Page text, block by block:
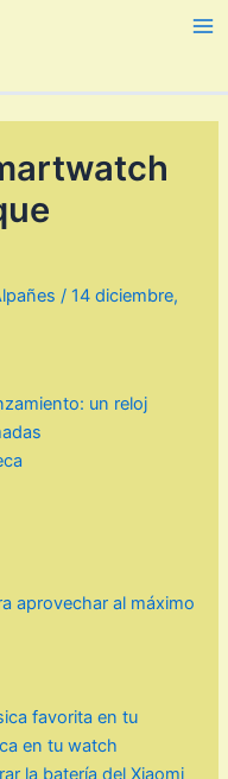
/14 diciembre,
un reloj
aprovechar al máximo
favorita en tu
en tu watch
la batería del Xiaomi